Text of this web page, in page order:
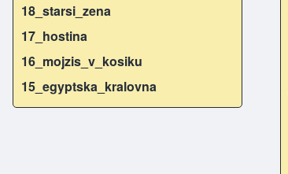
18_starsi_zena
17_hostina
16_mojzis_v_kosiku
15_egyptska_kralovna